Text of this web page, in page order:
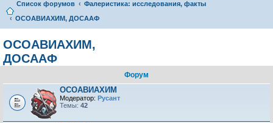
Список форумов
Фалеристика: исследования, факты
ОСОАВИАХИМ, ДОСААФ
ОСОАВИАХИМ,
ДОСААФ
Форум
ОСОАВИАХИМ
Модератор: Русант
Темы: 42